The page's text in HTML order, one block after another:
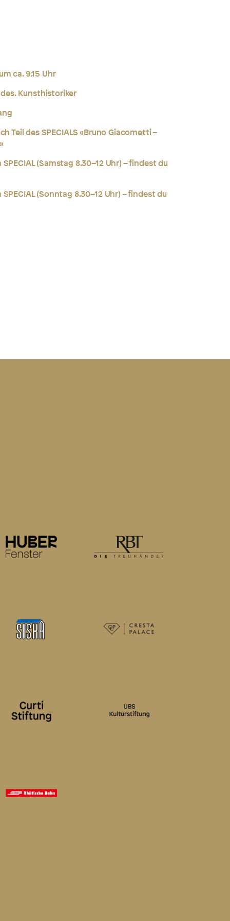
ca. 9.15 Uhr
Kunsthistoriker
Teil des SPECIALS «Bruno Giacometti –
(Samstag 8.30–12 Uhr) – findest du
(Sonntag 8.30–12 Uhr) – findest du